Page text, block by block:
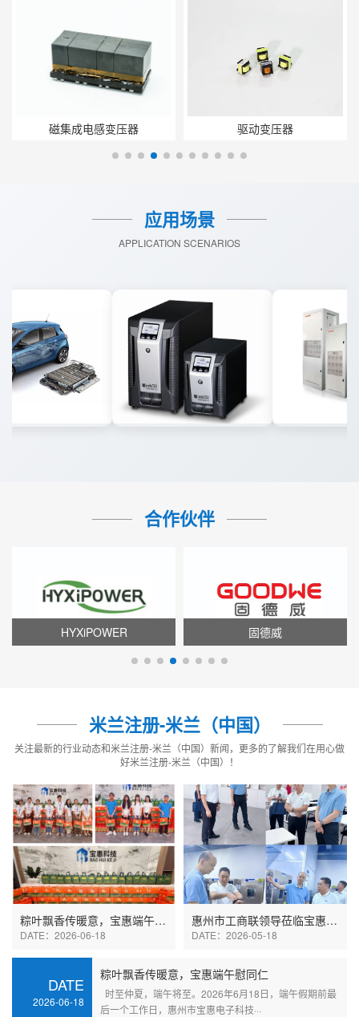
磁集成电感变压器 驱动变压器
应用场景
APPLICATION SCENARIOS
合作伙伴
HYXiPOWER 固德威
米兰注册-米兰（中国）
关注最新的行业动态和米兰注册-米兰（中国）新闻，更多的了解我们在用心做
好米兰注册-米兰（中国）！
粽叶飘香传暖意，宝惠端午慰同仁
DATE：2026-06-18
惠州市工商联领导莅临宝惠科技走访调研-赋能企业高质量发展
DATE：2026-05-18
DATE
2026-06-18
粽叶飘香传暖意，宝惠端午慰同仁
时至仲夏，端午将至。2026年6月18日，端午假期前最
后一个工作日，惠州市宝惠电子科技···